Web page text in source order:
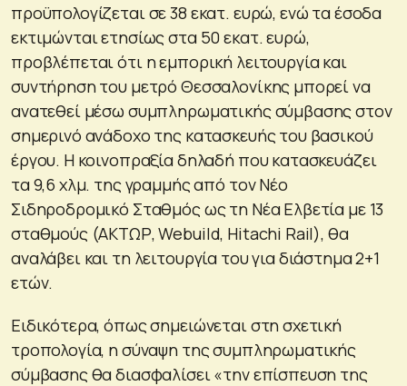
προϋπολογίζεται σε 38 εκατ. ευρώ, ενώ τα έσοδα
εκτιμώνται ετησίως στα 50 εκατ. ευρώ,
προβλέπεται ότι η εμπορική λειτουργία και
συντήρηση του μετρό Θεσσαλονίκης μπορεί να
ανατεθεί μέσω συμπληρωματικής σύμβασης στον
σημερινό ανάδοχο της κατασκευής του βασικού
έργου. Η κοινοπραξία δηλαδή που κατασκευάζει
τα 9,6 χλμ. της γραμμής από τον Νέο
Σιδηροδρομικό Σταθμός ως τη Νέα Ελβετία με 13
σταθμούς (ΑΚΤΩΡ, Webuild, Hitachi Rail), θα
αναλάβει και τη λειτουργία του για διάστημα 2+1
ετών.
Ειδικότερα, όπως σημειώνεται στη σχετική
τροπολογία, η σύναψη της συμπληρωματικής
σύμβασης θα διασφαλίσει «την επίσπευση της